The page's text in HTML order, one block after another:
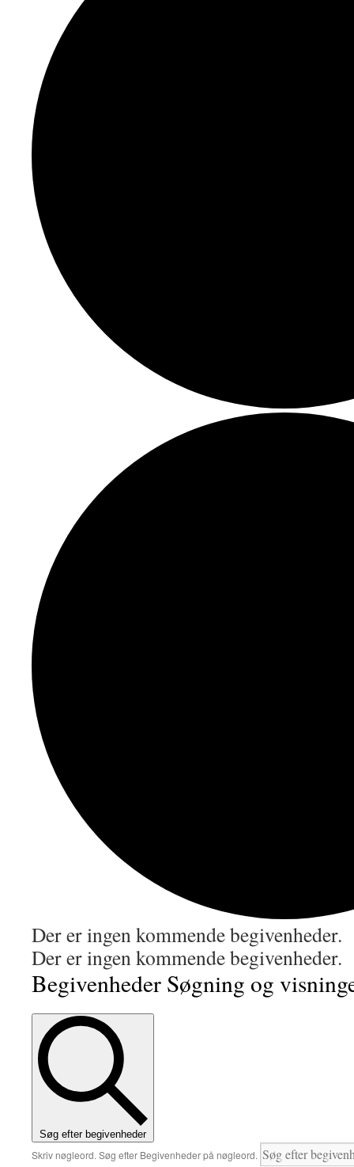
Der er ingen kommende begivenheder.
Der er ingen kommende begivenheder.
Begivenheder Søgning og
Søg efter begivenheder
Skriv nøgleord. Søg efter Begivenheder på nøgleord.